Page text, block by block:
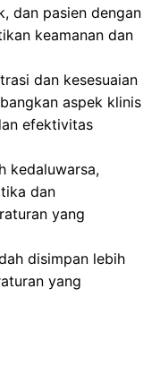
dan pasien dengan
keamanan dan
dan kesesuaian
aspek klinis
efektivitas
kedaluwarsa,
dan
yang
disimpan lebih
yang